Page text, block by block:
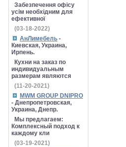
Забезпечення офісу
усім необхідним для
ефективної
(03-18-2022)
АнЛимебель -
Киевская, Украина,
Ирпень.
Кухни на заказ по
индивидуальным
размерам являются
(11-20-2021)
MWM GROUP DNIPRO
- Днепропетровская,
Украина, Днепр.
Мы предлагаем:
Комплексный подход к
каждому кли
(03-19-2021)